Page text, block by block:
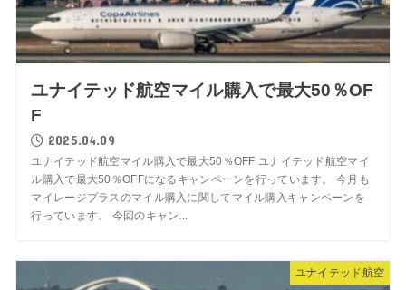
ユナイテッド航空マイル購入で最大50％OF
F
2025.04.09
ユナイテッド航空マイル購入で最大50％OFF ユナイテッド航空マイ
ル購入で最大50％OFFになるキャンペーンを行っています。 今月も
マイレージプラスのマイル購入に関してマイル購入キャンペーンを
行っています。 今回のキャン...
ユナイテッド航空